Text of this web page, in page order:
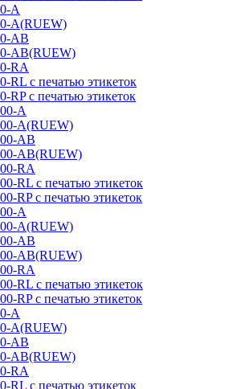
A
A(RUEW)
AB
AB(RUEW)
RA
RL с печатью этикеток
RP с печатью этикеток
A
A(RUEW)
AB
AB(RUEW)
RA
RL с печатью этикеток
RP с печатью этикеток
A
A(RUEW)
AB
AB(RUEW)
RA
RL с печатью этикеток
RP с печатью этикеток
A
A(RUEW)
AB
AB(RUEW)
RA
RL с печатью этикеток